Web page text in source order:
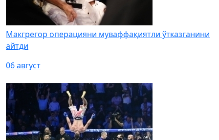
Макгрегор операцияни муваффақиятли ўтказганини
айтди
06 август